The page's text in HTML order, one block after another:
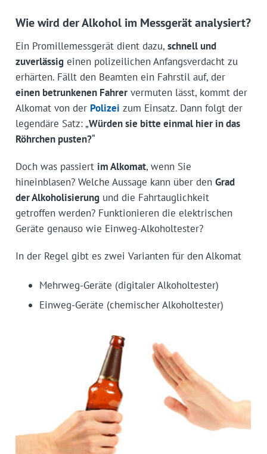
Wie wird der Alkohol im Messgerät analysiert?
Ein Promillemessgerät dient dazu, schnell und
zuverlässigeinen polizeilichen Anfangsverdacht zu
erhärten. Fällt den Beamten ein Fahrstil auf, der
einen betrunkenen Fahrervermuten lässt, kommt der
Alkomat von der Polizei zum Einsatz. Dann folgt der
legendäre Satz: „Würden sie bitte einmal hier in das
Röhrchen pusten?“
Doch was passiert im Alkomat, wenn Sie
hineinblasen? Welche Aussage kann über den Grad
der Alkoholisierungund die Fahrtauglichkeit
getroffen werden? Funktionieren die elektrischen
Geräte genauso wie Einweg-Alkoholtester?
In der Regel gibt es zwei Varianten für den Alkomat
Mehrweg-Geräte (digitaler Alkoholtester)
Einweg-Geräte (chemischer Alkoholtester)